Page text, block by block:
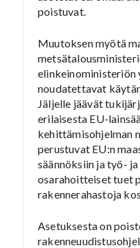
poistuvat.
Muutoksen myötä
noudatettavat
Jäljelle jäävät
erilaisesta EU-
kehittämisohjelman
perustuvat EU:n
säännöksiin ja työ-
osarahoitteiset tuet
rakennerahastoja
Asetuksesta on